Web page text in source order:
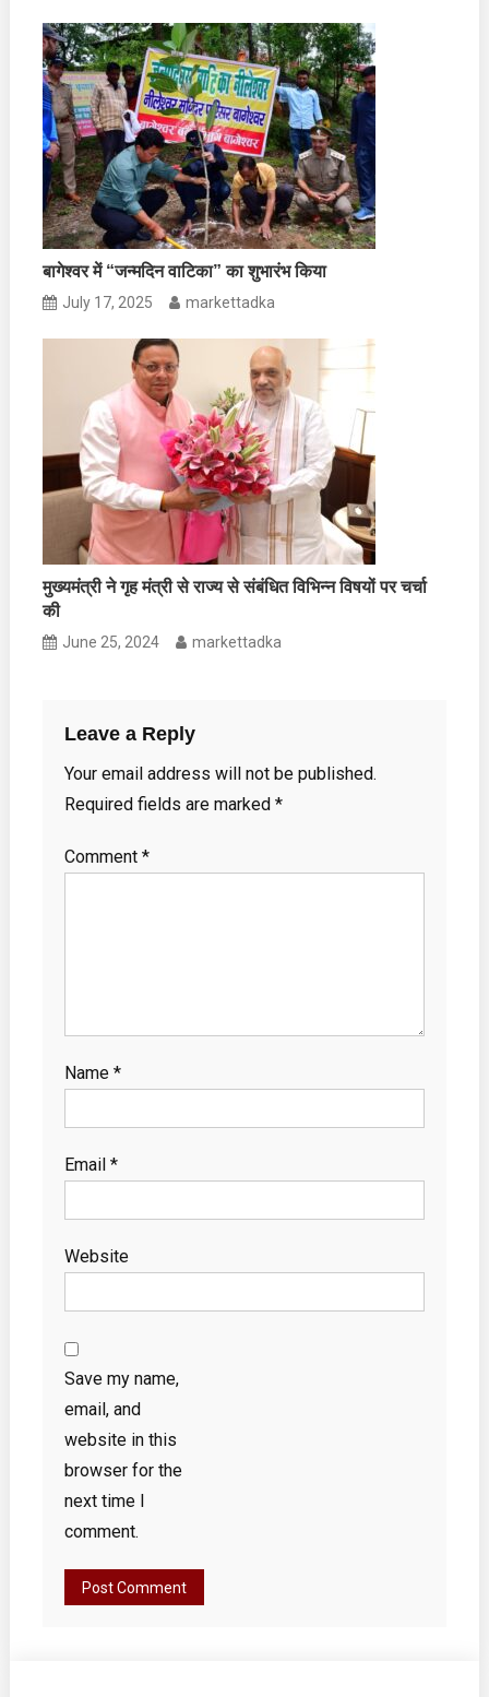
बागेश्वर में “जन्मदिन वाटिका” का शुभारंभ किया
July 17, 2025 markettadka
मुख्यमंत्री ने गृह मंत्री से राज्य से संबंधित विभिन्न विषयों पर चर्चा
की
June 25, 2024 markettadka
Leave a Reply
Your email address will not be published.
Required fields are marked *
Comment *
Name *
Email *
Website
Save my name,
email, and
website in this
browser for the
next time I
comment.